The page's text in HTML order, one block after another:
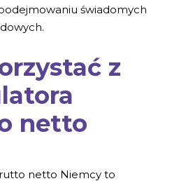
świadomych
z
netto
netto Niemcy to